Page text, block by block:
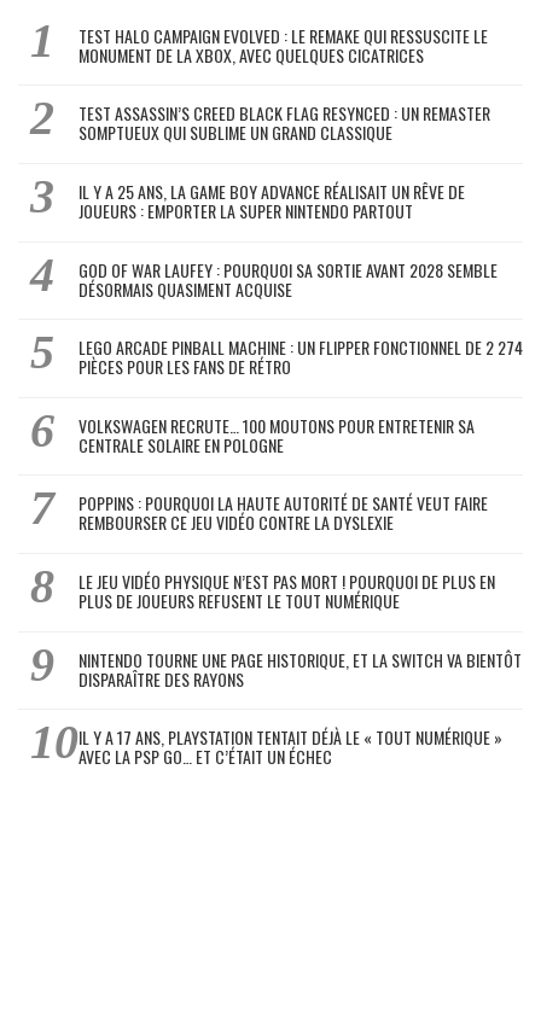
TEST HALO CAMPAIGN EVOLVED : LE REMAKE QUI RESSUSCITE LE
MONUMENT DE LA XBOX, AVEC QUELQUES CICATRICES
TEST ASSASSIN’S CREED BLACK FLAG RESYNCED : UN REMASTER
SOMPTUEUX QUI SUBLIME UN GRAND CLASSIQUE
IL Y A 25 ANS, LA GAME BOY ADVANCE RÉALISAIT UN RÊVE DE
JOUEURS : EMPORTER LA SUPER NINTENDO PARTOUT
GOD OF WAR LAUFEY : POURQUOI SA SORTIE AVANT 2028 SEMBLE
DÉSORMAIS QUASIMENT ACQUISE
LEGO ARCADE PINBALL MACHINE : UN FLIPPER FONCTIONNEL DE 2 274
PIÈCES POUR LES FANS DE RÉTRO
VOLKSWAGEN RECRUTE… 100 MOUTONS POUR ENTRETENIR SA
CENTRALE SOLAIRE EN POLOGNE
POPPINS : POURQUOI LA HAUTE AUTORITÉ DE SANTÉ VEUT FAIRE
REMBOURSER CE JEU VIDÉO CONTRE LA DYSLEXIE
LE JEU VIDÉO PHYSIQUE N’EST PAS MORT ! POURQUOI DE PLUS EN
PLUS DE JOUEURS REFUSENT LE TOUT NUMÉRIQUE
NINTENDO TOURNE UNE PAGE HISTORIQUE, ET LA SWITCH VA BIENTÔT
DISPARAÎTRE DES RAYONS
IL Y A 17 ANS, PLAYSTATION TENTAIT DÉJÀ LE « TOUT NUMÉRIQUE »
AVEC LA PSP GO… ET C’ÉTAIT UN ÉCHEC